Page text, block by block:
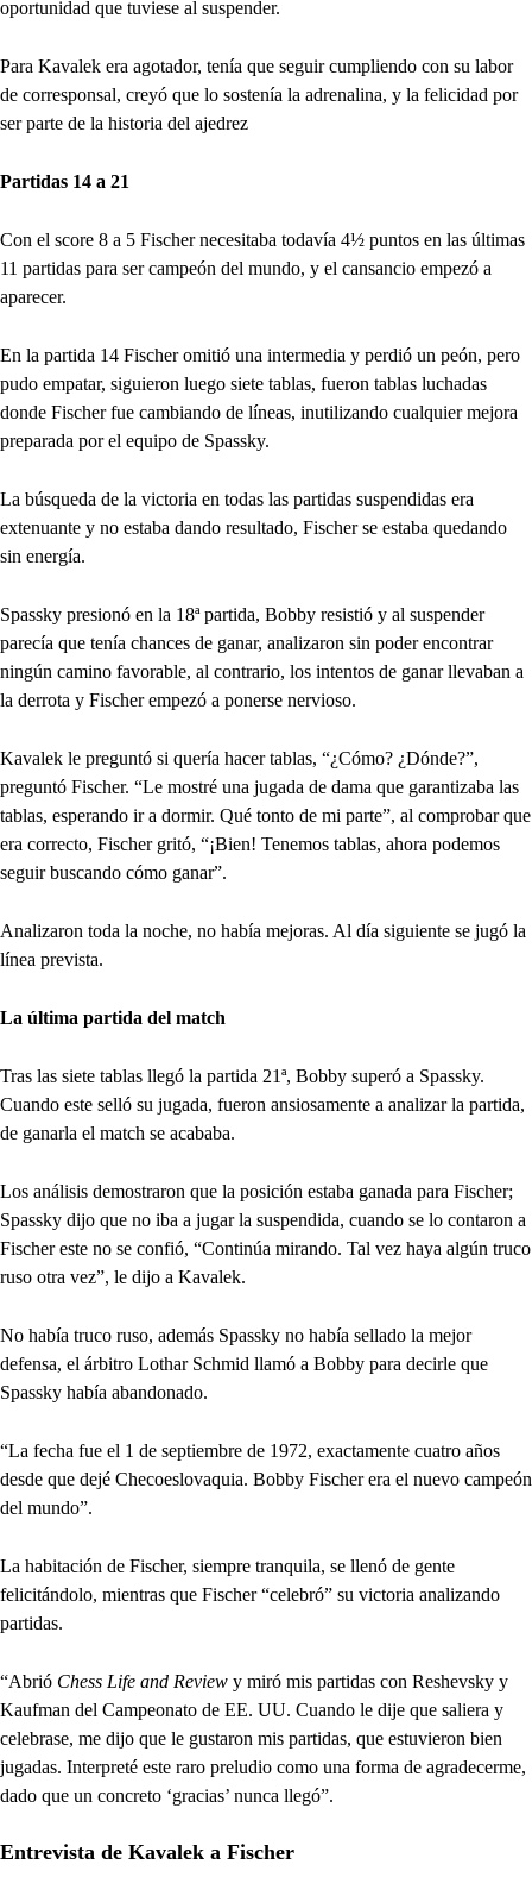
oportunidad que tuviese al suspender.
Para Kavalek era agotador, tenía que seguir cumpliendo con su labor
de corresponsal, creyó que lo sostenía la adrenalina, y la felicidad por
ser parte de la historia del ajedrez
Partidas 14 a 21
Con el score 8 a 5 Fischer necesitaba todavía 4½ puntos en las últimas
11 partidas para ser campeón del mundo, y el cansancio empezó a
aparecer.
En la partida 14 Fischer omitió una intermedia y perdió un peón, pero
pudo empatar, siguieron luego siete tablas, fueron tablas luchadas
donde Fischer fue cambiando de líneas, inutilizando cualquier mejora
preparada por el equipo de Spassky.
La búsqueda de la victoria en todas las partidas suspendidas era
extenuante y no estaba dando resultado, Fischer se estaba quedando
sin energía.
Spassky presionó en la 18ª partida, Bobby resistió y al suspender
parecía que tenía chances de ganar, analizaron sin poder encontrar
ningún camino favorable, al contrario, los intentos de ganar llevaban a
la derrota y Fischer empezó a ponerse nervioso.
Kavalek le preguntó si quería hacer tablas, “¿Cómo? ¿Dónde?”,
preguntó Fischer. “Le mostré una jugada de dama que garantizaba las
tablas, esperando ir a dormir. Qué tonto de mi parte”, al comprobar que
era correcto, Fischer gritó, “¡Bien! Tenemos tablas, ahora podemos
seguir buscando cómo ganar”.
Analizaron toda la noche, no había mejoras. Al día siguiente se jugó la
línea prevista.
La última partida del match
Tras las siete tablas llegó la partida 21ª, Bobby superó a Spassky.
Cuando este selló su jugada, fueron ansiosamente a analizar la partida,
de ganarla el match se acababa.
Los análisis demostraron que la posición estaba ganada para Fischer;
Spassky dijo que no iba a jugar la suspendida, cuando se lo contaron a
Fischer este no se confió, “Continúa mirando. Tal vez haya algún truco
ruso otra vez”, le dijo a Kavalek.
No había truco ruso, además Spassky no había sellado la mejor
defensa, el árbitro Lothar Schmid llamó a Bobby para decirle que
Spassky había abandonado.
“La fecha fue el 1 de septiembre de 1972, exactamente cuatro años
desde que dejé Checoeslovaquia. Bobby Fischer era el nuevo campeón
del mundo”.
La habitación de Fischer, siempre tranquila, se llenó de gente
felicitándolo, mientras que Fischer “celebró” su victoria analizando
partidas.
“Abrió Chess Life and Review y miró mis partidas con Reshevsky y
Kaufman del Campeonato de EE. UU. Cuando le dije que saliera y
celebrase, me dijo que le gustaron mis partidas, que estuvieron bien
jugadas. Interpreté este raro preludio como una forma de agradecerme,
dado que un concreto ‘gracias’ nunca llegó”.
Entrevista de Kavalek a Fischer